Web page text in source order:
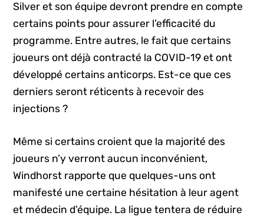
Silver et son équipe devront prendre en compte
certains points pour assurer l’efficacité du
programme. Entre autres, le fait que certains
joueurs ont déjà contracté la COVID-19 et ont
développé certains anticorps. Est-ce que ces
derniers seront réticents à recevoir des
injections ?
Même si certains croient que la majorité des
joueurs n’y verront aucun inconvénient,
Windhorst rapporte que quelques-uns ont
manifesté une certaine hésitation à leur agent
et médecin d’équipe. La ligue tentera de réduire